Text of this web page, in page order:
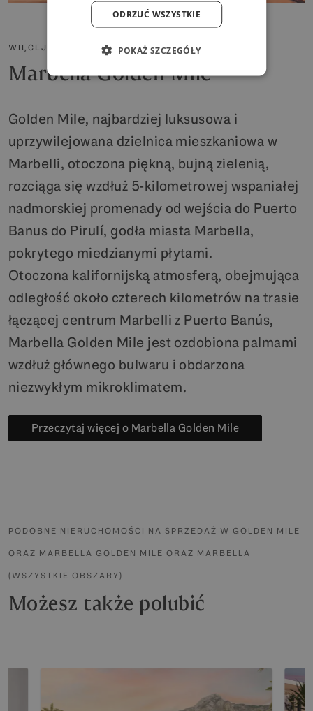
WIĘCEJ INFORMACJI O OKOLICY
Marbella Golden Mile
Golden Mile, najbardziej luksusowa i
uprzywilejowana dzielnica mieszkaniowa w
Marbelli, otoczona piękną, bujną zielenią,
rozciąga się wzdłuż 5-kilometrowej wspaniałej
nadmorskiej promenady od wejścia do Puerto
Banus do Pirulí, godła miasta Marbella,
pokrytego miedzianymi płytami.
Otoczona kalifornijską atmosferą, obejmująca
odległość około czterech kilometrów na trasie
łączącej centrum Marbelli z Puerto Banús,
Marbella Golden Mile jest ozdobiona palmami
wzdłuż głównego bulwaru i obdarzona
niezwykłym mikroklimatem.
Przeczytaj więcej o Marbella Golden Mile
PODOBNE NIERUCHOMOŚCI NA SPRZEDAŻ W GOLDEN MILE
ORAZ MARBELLA GOLDEN MILE ORAZ MARBELLA
(WSZYSTKIE OBSZARY)
Możesz także polubić
ODRZUĆ WSZYSTKIE
POKAŻ SZCZEGÓŁY